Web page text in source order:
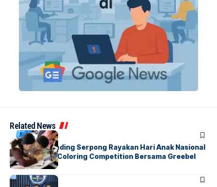
Related News
BERITAINDEX
Atria Hotel Gading Serpong Rayakan Hari Anak Nasional
Lewat Family Coloring Competition Bersama Greebel
Indonesia
BERITA